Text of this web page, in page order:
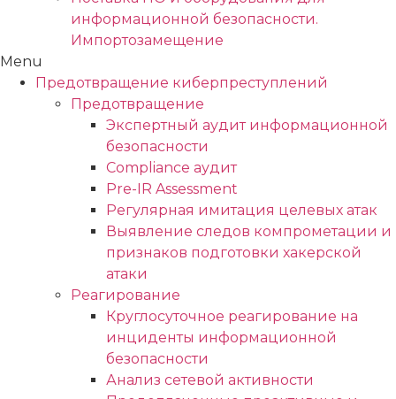
информационной безопасности.
Импортозамещение
Menu
Предотвращение киберпреступлений
Предотвращение
Экспертный аудит информационной
безопасности
Compliance аудит
Pre-IR Assessment
Регулярная имитация целевых атак
Выявление следов компрометации и
признаков подготовки хакерской
атаки
Реагирование
Круглосуточное реагирование на
инциденты информационной
безопасности
Анализ сетевой активности